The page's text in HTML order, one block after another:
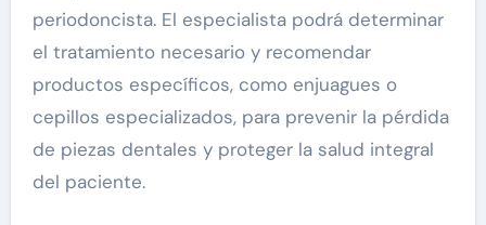
periodoncista. El especialista podrá determinar
el tratamiento necesario y recomendar
productos específicos, como enjuagues o
cepillos especializados, para prevenir la pérdida
de piezas dentales y proteger la salud integral
del paciente.